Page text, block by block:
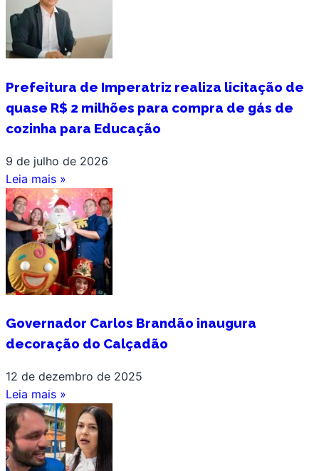
Prefeitura de Imperatriz realiza licitação de
quase R$ 2 milhões para compra de gás de
cozinha para Educação
9 de julho de 2026
Leia mais »
Governador Carlos Brandão inaugura
decoração do Calçadão
12 de dezembro de 2025
Leia mais »